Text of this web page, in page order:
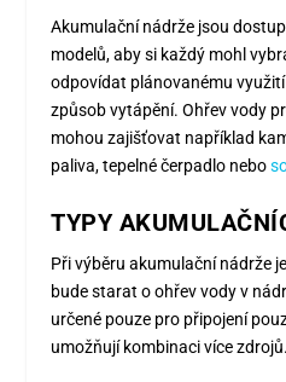
Akumulační nádrže jsou
modelů, aby si každý mohl
odpovídat plánovanému
způsob vytápění. Ohřev vody
mohou zajišťovat například
paliva, tepelné čerpadlo nebo
TYPY
Při výběru akumulační nádrže
bude starat o ohřev vody v
určené pouze pro připojení
umožňují kombinaci více zdrojů.